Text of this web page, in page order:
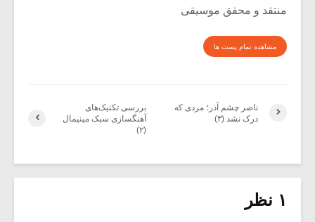
منتقد و محقق موسیقی
مشاهده تمام پست ها
بررسی تکنیک‌های
آهنگسازی سبک مینیمال
(۲)
ناصر چشم آذر؛ مردی که
درک نشد (۳)
۱ نظر